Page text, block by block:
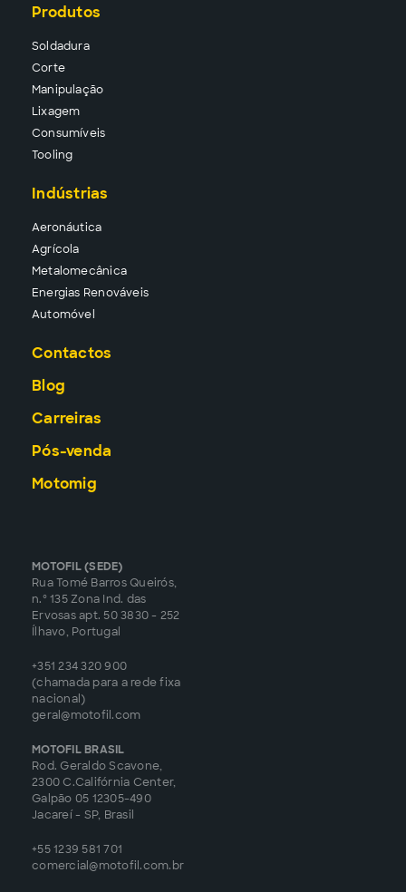
Produtos
Soldadura
Corte
Manipulação
Lixagem
Consumíveis
Tooling
Indústrias
Aeronáutica
Agrícola
Metalomecânica
Energias Renováveis
Automóvel
Contactos
Blog
Carreiras
Pós-venda
Motomig
MOTOFIL (SEDE)
Rua Tomé Barros Queirós,
n.º 135 Zona Ind. das
Ervosas apt. 50 3830 - 252
Ílhavo, Portugal
+351 234 320 900
(chamada para a rede fixa
nacional)
geral@motofil.com
MOTOFIL BRASIL
Rod. Geraldo Scavone,
2300 C.Califórnia Center,
Galpão 05 12305-490
Jacareí - SP, Brasil
+55 1239 581 701
comercial@motofil.com.br